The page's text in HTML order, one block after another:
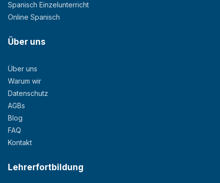
Spanisch Einzelunterricht
Online Spanisch
Über uns
Über uns
Warum wir
Datenschutz
AGBs
Blog
FAQ
Kontakt
Lehrerfortbildung